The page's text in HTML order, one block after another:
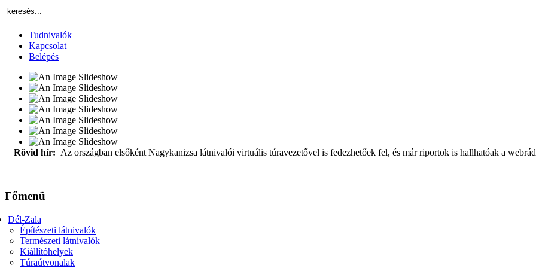
Tudnivalók
Kapcsolat
Belépés
Rövid hír: Az országban elsőként Nagykanizsa látnivalói virtuális túravezetővel is fedezhetőek fel, és már riportok is hallhatóak a
Főmenü
Dél-Zala
Építészeti látnivalók
Természeti látnivalók
Kiállítóhelyek
Túraútvonalak